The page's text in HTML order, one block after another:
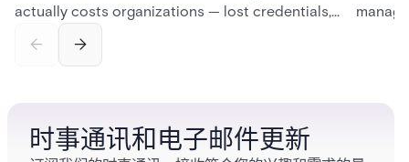
actually costs organizations — lost credentials,
— and how Acre's automated access control
时事通讯和电子邮件更新